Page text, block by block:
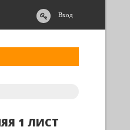
Вход
1 ЛИСТ